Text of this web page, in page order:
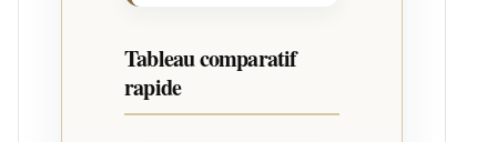
Tableau comparatif
rapide